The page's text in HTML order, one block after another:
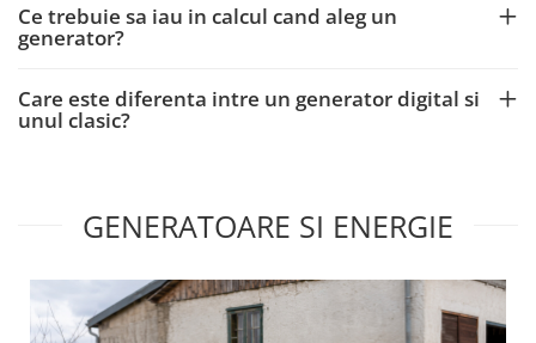
Panouri solare presurizate
Protectie si transport valori
Accesorii
Dulapuri/seifuri pentru arme si
Seifuri certificate
Ce trebuie sa iau in calcul cand aleg un
generator?
Care este diferenta intre un generator digital si
unul clasic?
GENERATOARE SI ENERGIE